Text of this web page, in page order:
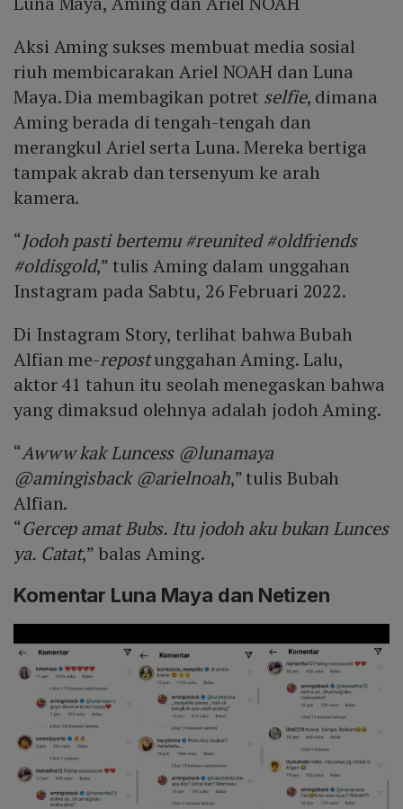
Aksi Aming sukses membuat media sosial
riuh membicarakan Ariel NOAH dan Luna
Maya. Dia membagikan potret selfie, dimana
Aming berada di tengah-tengah dan
merangkul Ariel serta Luna. Mereka bertiga
tampak akrab dan tersenyum ke arah
kamera.
“Jodoh pasti bertemu #reunited #oldfriends
#oldisgold,” tulis Aming dalam unggahan
Instagram pada Sabtu, 26 Februari 2022.
Di Instagram Story, terlihat bahwa Bubah
Alfian me-repostunggahan Aming. Lalu,
aktor 41 tahun itu seolah menegaskan bahwa
yang dimaksud olehnya adalah jodoh Aming.
“Awww kak Luncess @lunamaya
@amingisback @arielnoah,” tulis Bubah
Alfian.
“Gercep amat Bubs. Itu jodoh aku bukan Lunces
ya. Catat,” balas Aming.
Komentar Luna Maya dan Netizen